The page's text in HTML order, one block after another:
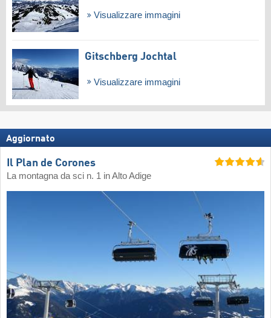
Visualizzare immagini
Gitschberg Jochtal
Visualizzare immagini
Aggiornato
Il Plan de Corones
La montagna da sci n. 1 in Alto Adige